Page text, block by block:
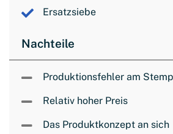
Ersatzsiebe
Nachteile
Produktionsfehler am
Relativ hoher Preis
Das Produktkonzept an sich